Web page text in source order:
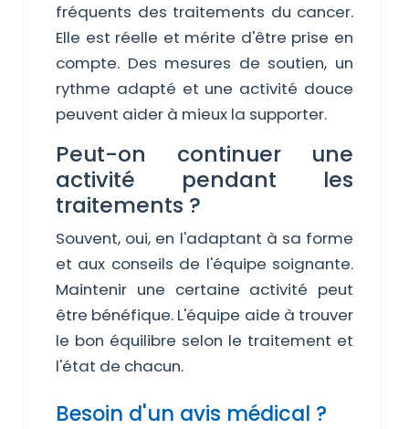
fréquents des traitements du cancer.
Elle est réelle et mérite d'être prise en
compte. Des mesures de soutien, un
rythme adapté et une activité douce
peuvent aider à mieux la supporter.
Peut-on continuer une
activité pendant les
traitements ?
Souvent, oui, en l'adaptant à sa forme
et aux conseils de l'équipe soignante.
Maintenir une certaine activité peut
être bénéfique. L'équipe aide à trouver
le bon équilibre selon le traitement et
l'état de chacun.
Besoin d'un avis médical ?